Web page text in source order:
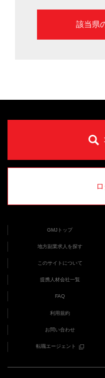
該当県
GMJトップ
地方副業求人を探す
このサイトについて
提携人材会社一覧
FAQ
利用規約
お問い合わせ
転職エージェント